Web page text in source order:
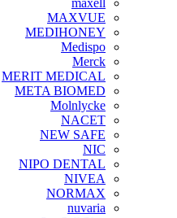
maxell
MAXVUE
MEDIHONEY
Medispo
Merck
MERIT MEDICAL
META BIOMED
Molnlycke
NACET
NEW SAFE
NIC
NIPO DENTAL
NIVEA
NORMAX
nuvaria